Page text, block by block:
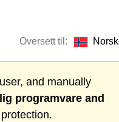
Oversett til: Norsk
and manually
programvare and